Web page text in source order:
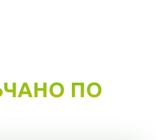
ПО